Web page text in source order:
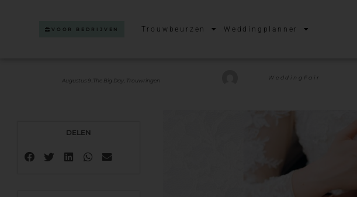
VOOR BEDRIJVEN Trouwbeurzen Weddingplanner
Augustus 9 , The Big Day Trouwringen WeddingFair
DELEN